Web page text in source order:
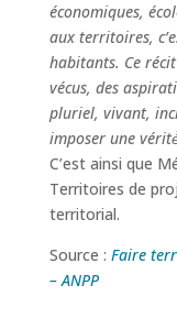
économiques,
aux territoires,
habitants. Ce
vécus, des
pluriel, vivant,
imposer une
C’est ainsi que
Territoires de
territorial.
Source : Faire
– ANPP